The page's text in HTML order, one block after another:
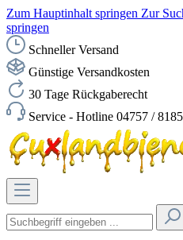
Zum Hauptinhalt springen Zur
springen
Schneller Versand
Günstige Versandkosten
30 Tage Rückgaberecht
Service - Hotline 04757 /